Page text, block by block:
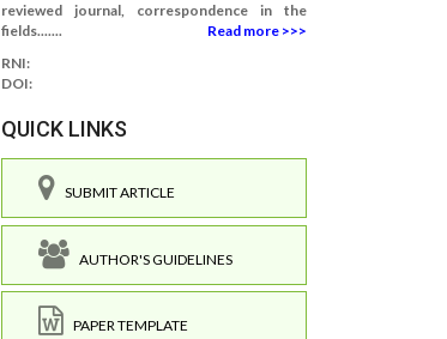
reviewed journal, correspondence in the
fields.......
Read more >>>
RNI:
DOI:
QUICK LINKS
SUBMIT ARTICLE
AUTHOR'S GUIDELINES
PAPER TEMPLATE